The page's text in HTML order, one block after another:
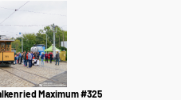
Maximum #325